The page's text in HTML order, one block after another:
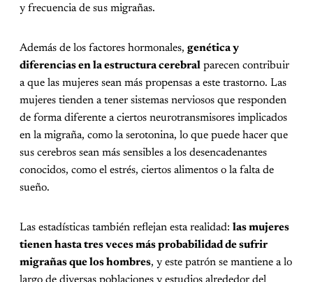
y frecuencia de sus migrañas.
Además de los factores hormonales, genética y
diferencias en la estructura cerebral parecen contribuir
a que las mujeres sean más propensas a este trastorno. Las
mujeres tienden a tener sistemas nerviosos que responden
de forma diferente a ciertos neurotransmisores implicados
en la migraña, como la serotonina, lo que puede hacer que
sus cerebros sean más sensibles a los desencadenantes
conocidos, como el estrés, ciertos alimentos o la falta de
sueño.
Las estadísticas también reflejan esta realidad: las mujeres
tienen hasta tres veces más probabilidad de sufrir
migrañas que los hombres, y este patrón se mantiene a lo
largo de diversas poblaciones y estudios alrededor del